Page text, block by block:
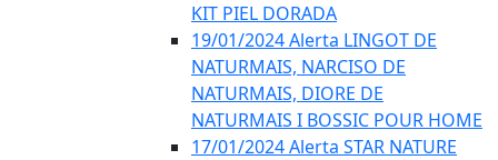
KIT PIEL DORADA
19/01/2024 Alerta LINGOT DE
NATURMAIS, NARCISO DE
NATURMAIS, DIORE DE
NATURMAIS I BOSSIC POUR HOME
17/01/2024 Alerta STAR NATURE